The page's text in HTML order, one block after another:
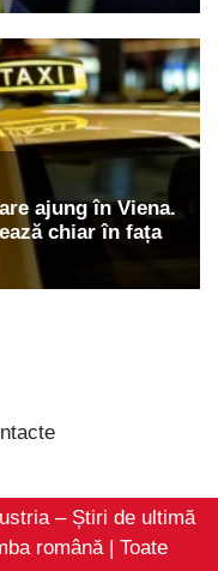
– Știri de ultimă
română | Toate